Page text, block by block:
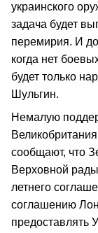
украинского
задача будет
перемирия. И
когда нет
будет только
Шульгин.
Немалую
сообщают, что
Верховной
летнего
соглашению
предоставлять